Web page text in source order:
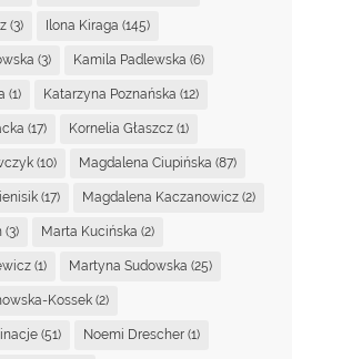
(3) Ilona Kiraga (145)
(3) Kamila Padlewska (6)
(1) Katarzyna Poznańska (12)
(17) Kornelia Głaszcz(1)
(10) Magdalena Ciupińska (87)
(17) Magdalena Kaczanowicz(2)
(3) Marta Kucińska (2)
(1) Martyna Sudowska (25)
Kossek(2)
(51) Noemi Drescher(1)